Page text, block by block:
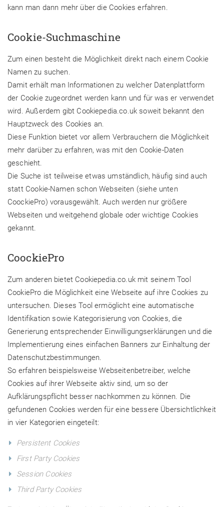
kann man dann mehr über die Cookies erfahren.
Cookie-Suchmaschine
Zum einen besteht die Möglichkeit direkt nach einem Cookie
Namen zu suchen.
Damit erhält man Informationen zu welcher Datenplattform
der Cookie zugeordnet werden kann und für was er verwendet
wird. Außerdem gibt Cookiepedia.co.uk soweit bekannt den
Hauptzweck des Cookies an.
Diese Funktion bietet vor allem Verbrauchern die Möglichkeit
mehr darüber zu erfahren, was mit den Cookie-Daten
geschieht.
Die Suche ist teilweise etwas umständlich, häufig sind auch
statt Cookie-Namen schon Webseiten (siehe unten
CoockiePro) vorausgewählt. Auch werden nur größere
Webseiten und weitgehend globale oder wichtige Cookies
gekannt.
CoockiePro
Zum anderen bietet Cookiepedia.co.uk mit seinem Tool
CookiePro die Möglichkeit eine Webseite auf ihre Cookies zu
untersuchen. Dieses Tool ermöglicht eine automatische
Identifikation sowie Kategorisierung von Cookies, die
Generierung entsprechender Einwilligungserklärungen und die
Implementierung eines einfachen Banners zur Einhaltung der
Datenschutzbestimmungen.
So erfahren beispielsweise Webseitenbetreiber, welche
Cookies auf ihrer Webseite aktiv sind, um so der
Aufklärungspflicht besser nachkommen zu können. Die
gefundenen Cookies werden für eine bessere Übersichtlichkeit
in vier Kategorien eingeteilt:
Persistent Cookies
First Party Cookies
Session Cookies
Third Party Cookies